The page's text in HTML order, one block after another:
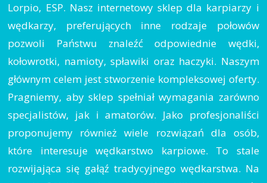
Lorpio, ESP. Nasz internetowy sklep dla karpiarzy i
wędkarzy, preferujących inne rodzaje połowów
pozwoli Państwu znaleźć odpowiednie wędki,
kołowrotki, namioty, spławiki oraz haczyki. Naszym
głównym celem jest stworzenie kompleksowej oferty.
Pragniemy, aby sklep spełniał wymagania zarówno
specjalistów, jak i amatorów. Jako profesjonaliści
proponujemy również wiele rozwiązań dla osób,
które interesuje wędkarstwo karpiowe. To stale
rozwijająca się gałąź tradycyjnego wędkarstwa. Na